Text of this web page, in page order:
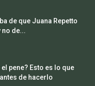
de que Juana Repetto
no de...
pene? Esto es lo que
de hacerlo